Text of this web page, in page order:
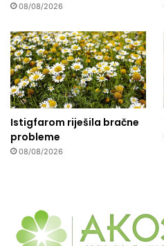
08/08/2026
Istigfarom riješila bračne
probleme
08/08/2026